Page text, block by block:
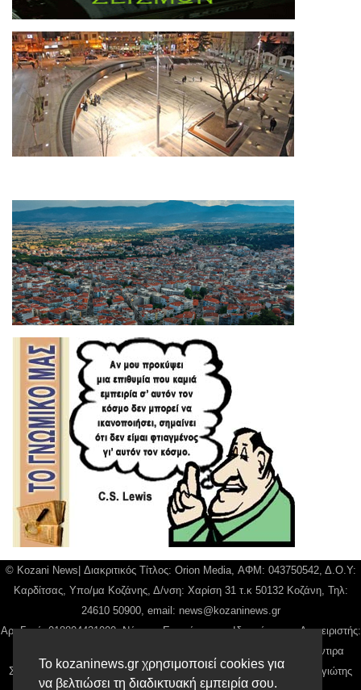
Το kozaninews.gr χρησιμοποιεί cookies για
να βελτιώσει τη διαδικτυακή εμπειρία σου.
© Kozani News| Διακριτικός Τίτλος: Orion Media, ΑΦΜ: 043750542, Δ.Ο.Υ:
Καρδίτσας, Υπο/μα Κοζάνης, Δ/νση: Χαρίση 31 τ.κ 50132 Κοζάνη, Τηλ:
24610 50900, email: news@kozaninews.gr
Αρ. Γεμή: 018804431000, Νόμιμος Εκπρόσωπος, Ιδιοκτήτης και Διαχειριστής:
Παναγιώτης Φιλίππου, Διευθύντρια: Γιαννουσά Βασιλική, Διευθύντιρα
Σύνταξης: Μπαλαμπάνη Βασιλική. Δικαιούχος domain name Παναγιώτης